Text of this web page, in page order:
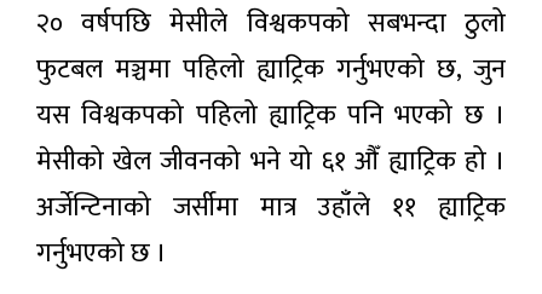
२० वर्षपछि मेसीले विश्वकपको सबभन्दा ठुलो
फुटबल मञ्चमा पहिलो ह्याट्रिक गर्नुभएको छ, जुन
यस विश्वकपको पहिलो ह्याट्रिक पनि भएको छ ।
मेसीको खेल जीवनको भने यो ६१ औँ ह्याट्रिक हो ।
अर्जेन्टिनाको जर्सीमा मात्र उहाँले ११ ह्याट्रिक
गर्नुभएको छ ।